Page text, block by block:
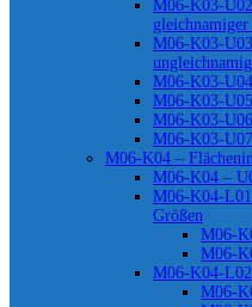
M06-K03-
M06-K03-
M06-K03-
M06-K03-
M06-K03-
M06-K03-
M06-K04 –
M06-K04 –
M06-K04-L01
Größen
M06-
M06-
M06-K04-L02
M06-